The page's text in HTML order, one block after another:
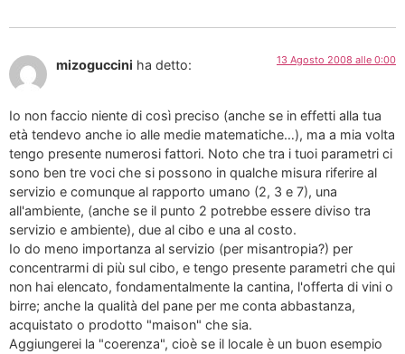
mizoguccini ha detto: 13 Agosto 2008 alle 0:00
Io non faccio niente di così preciso (anche se in effetti alla tua
età tendevo anche io alle medie matematiche…), ma a mia volta
tengo presente numerosi fattori. Noto che tra i tuoi parametri ci
sono ben tre voci che si possono in qualche misura riferire al
servizio e comunque al rapporto umano (2, 3 e 7), una
all'ambiente, (anche se il punto 2 potrebbe essere diviso tra
servizio e ambiente), due al cibo e una al costo.
Io do meno importanza al servizio (per misantropia?) per
concentrarmi di più sul cibo, e tengo presente parametri che qui
non hai elencato, fondamentalmente la cantina, l'offerta di vini o
birre; anche la qualità del pane per me conta abbastanza,
acquistato o prodotto "maison" che sia.
Aggiungerei la "coerenza", cioè se il locale è un buon esempio